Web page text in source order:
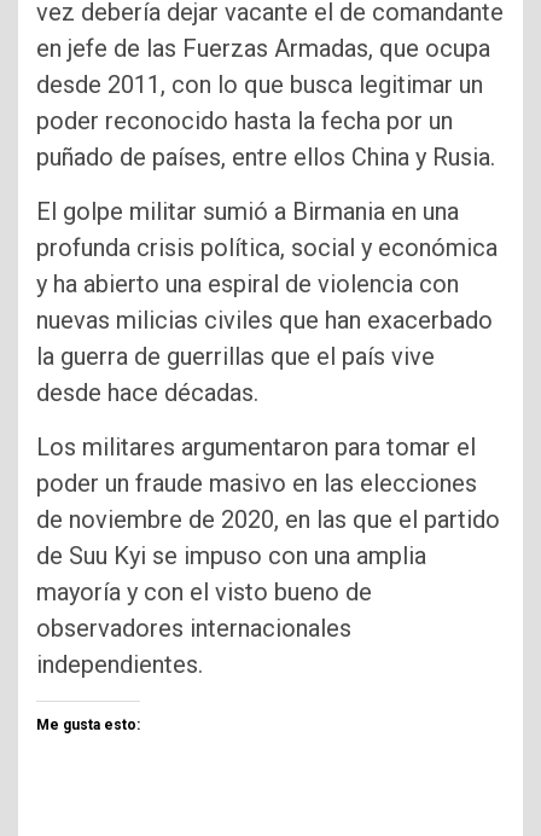
vez debería dejar vacante el de comandante
en jefe de las Fuerzas Armadas, que ocupa
desde 2011, con lo que busca legitimar un
poder reconocido hasta la fecha por un
puñado de países, entre ellos China y Rusia.
El golpe militar sumió a Birmania en una
profunda crisis política, social y económica
y ha abierto una espiral de violencia con
nuevas milicias civiles que han exacerbado
la guerra de guerrillas que el país vive
desde hace décadas.
Los militares argumentaron para tomar el
poder un fraude masivo en las elecciones
de noviembre de 2020, en las que el partido
de Suu Kyi se impuso con una amplia
mayoría y con el visto bueno de
observadores internacionales
independientes.
Me gusta esto: